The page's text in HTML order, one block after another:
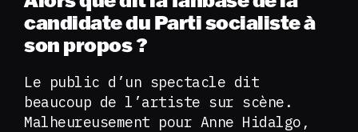
candidate du Parti socialiste à
son propos ?
Le public d’un spectacle dit
beaucoup de l’artiste sur scène.
Malheureusement pour Anne Hidalgo,